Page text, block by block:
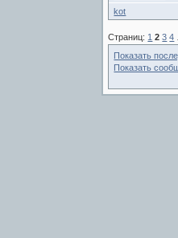
kot
Страниц: 1 2 3 4
Показать
Показать